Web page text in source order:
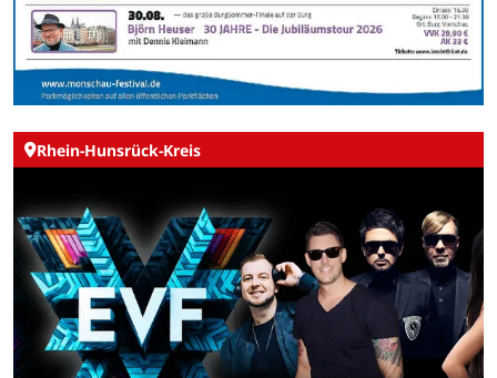
Rhein-Hunsrück-Kreis